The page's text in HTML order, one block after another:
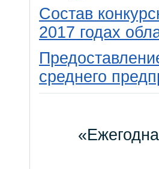
Состав
2017 годах
среднего